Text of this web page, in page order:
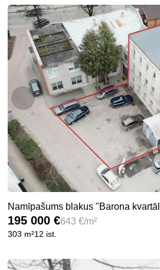
Namīpašums blakus "Barona
195 000 €643 €/m²
303 m²12 ist.